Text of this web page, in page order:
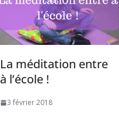
La méditation entre
à l’école !
3 février 2018